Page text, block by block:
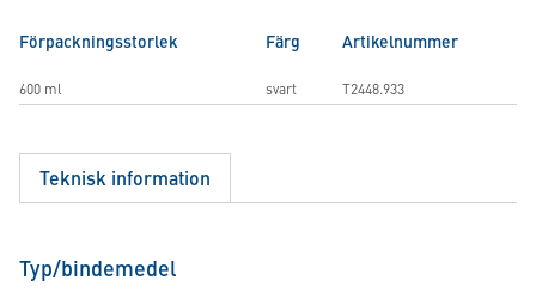
Förpackningsstorlek Färg Artikelnummer
600 ml svart T2448.933
Teknisk information
Typ/bindemedel